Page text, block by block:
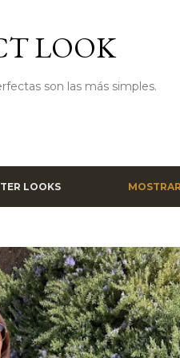
LOOK
son las más simples.
LOOKS